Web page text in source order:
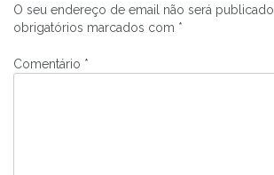
artigos
O seu endereço de email não será publicado.
obrigatórios marcados com *
Comentário *